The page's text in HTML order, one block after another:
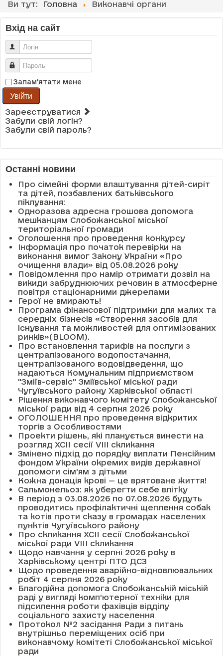
Ви тут: Головна Виконавчі органи
Вхід на сайт
Логін
Пароль
Запам'ятати мене
Увійти
Зареєструватися
Забули свій логін?
Забули свій пароль?
Останні новини
Про сімейні форми влаштування дітей-сиріт
та дітей, позбавлених батьківського
піклування:
Одноразова адресна грошова допомога
мешканцям Слобожанської міської
територіальної громади
Оголошення про проведення конкурсу
Інформація про початок перевірки на
виконання вимог Закону України «Про
очищення влади» від 05.08.2026 року
Повідомлення про намір отримати дозвіл на
викиди забруднюючих речовин в атмосферне
повітря стаціонарними джерелами
Герої не вмирають!
Програма фінансової підтримки для малих та
середніх бізнесів «Створення засобів для
існування та можливостей для оптимізованих
ринків»(BLOOM).
Про встановлення тарифів на послуги з
централізованого водопостачання,
централізованого водовідведення, що
надаються Комунальним підприємством
"Зміїв-сервіс" Зміївської міської ради
Чугуївського району Харківської області
Рішення виконавчого комітету Слобожанської
міської ради від 4 серпня 2026 року
ОГОЛОШЕННЯ про проведення відкритих
торгів з Особливостями
Проекти рішень, які планується винести на
розгляд XCII сесії VІІІ скликання
Змінено підхід до порядку виплати Пенсійним
фондом України окремих видів державної
допомоги сім'ям з дітьми
Кожна донація крові — це врятоване життя!
Сальмонельоз: як уберегти себе влітку
В період з 03.08.2026 по 07.08.2026 будуть
проводитись профілактичні щеплення собак
та котів проти сказу в громадах населених
пунктів Чугуївського району
Про скликання XCII сесії Слобожанської
міської ради VIII скликання
Щодо навчання у серпні 2026 року в
Харківському центрі ПТО ДСЗ
Щодо проведення аварійно-відновлювальних
робіт 4 серпня 2026 року
Благодійна допомога Слобожанській міській
раді у вигляді комп’ютерної техніки для
підсилення роботи фахівців відділу
соціального захисту населення
Протокол №2 засідання Ради з питань
внутрішньо переміщених осіб при
виконавчому комітеті Слобожанської міської
ради